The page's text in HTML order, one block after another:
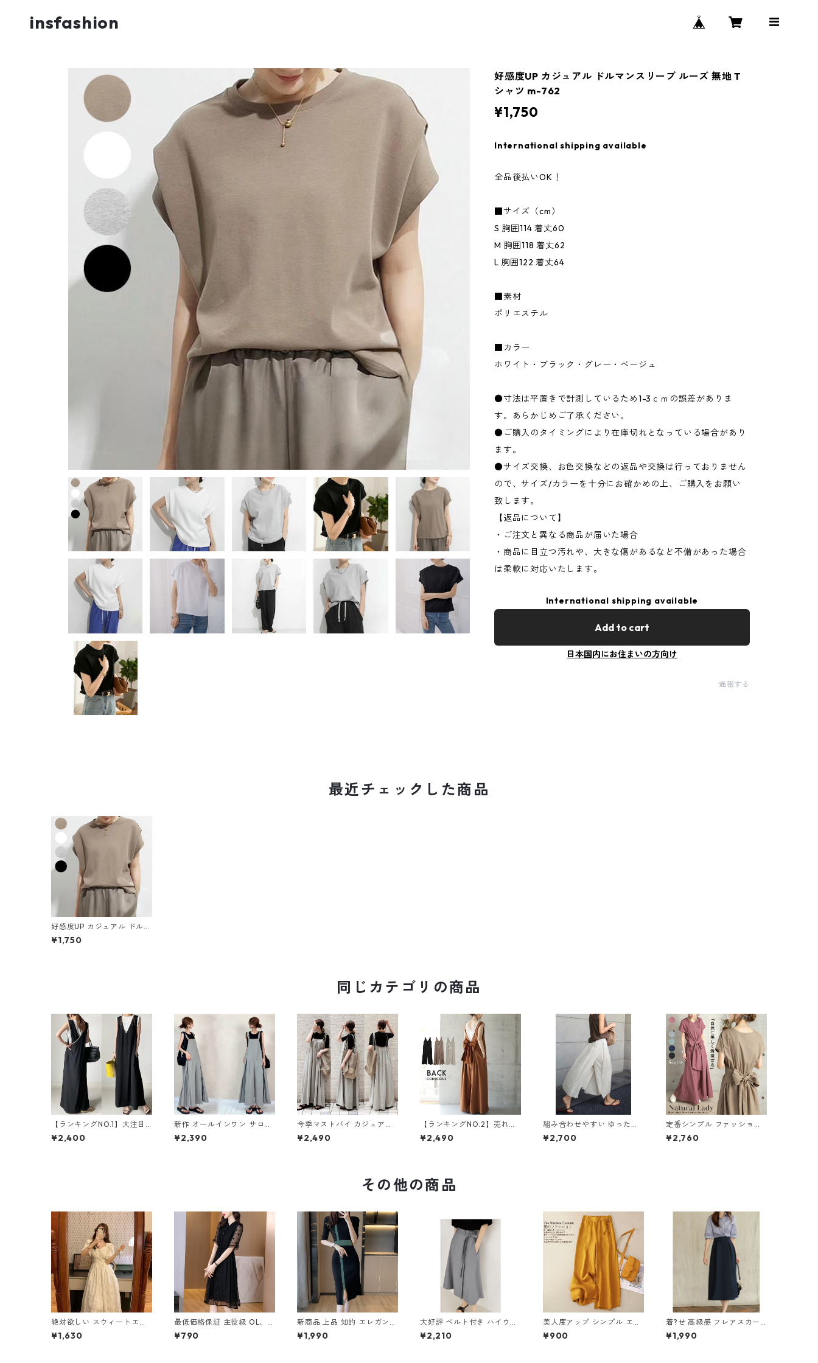
insfashion
好感度UP カジュアル ドルマンスリーブ ルーズ 無地 T
シャツ m-762
¥1,750
International shipping available
全品後払いOK！
■サイズ（cm）
S 胸囲114 着丈60
M 胸囲118 着丈62
L 胸囲122 着丈64
■素材
ポリエステル
■カラー
ホワイト・ブラック・グレー・ベージュ
●寸法は平置きで計測しているため1-3ｃｍの誤差がありま
す。あらかじめご了承ください。
●ご購入のタイミングにより在庫切れとなっている場合があり
ます。
●サイズ交換、お色交換などの返品や交換は行っておりません
ので、サイズ/カラーを十分にお確かめの上、ご購入をお願い
致します。
【返品について】
・ご注文と異なる商品が届いた場合
・商品に目立つ汚れや、大きな傷があるなど不備があった場合
は柔軟に対応いたします。
International shipping available
Add to cart
日本国内にお住まいの方向け
通報する
最近チェックした商品
好感度UP カジュアル ドルマ
ンスリーブ ルーズ 無地 Tシ
ャツ m-762
¥1,750
同じカテゴリの商品
【ランキングNO.1】大注目
Vネック ノースリーブ ワン
ピース m-738
¥2,400
新作 オールインワン サロペ
ットパンツ m-462
¥2,390
今季マストバイ カジュアル
ゆったりキャミワンピース
m-465
¥2,490
【ランキングNO.2】売れ切
れ必至 バックリボン4色展
開 オールインワン m-385
¥2,490
組み合わせやすい ゆったり
キュロットスカート パンツ
m-763
¥2,700
定番シンプル ファッション
半袖 バックリボン 6色展開
ワンピース m-734
¥2,760
その他の商品
絶対欲しい スウィートエレ
ガント パフスリーブ ワンピ
ース m-276
¥1,630
最低価格保証 主役級 OL、通
勤 エレガント ワンピース m
-602
¥790
新商品 上品 知的 エレガント
切り替え ニットワンピース
m-266
¥1,990
大好評 ベルト付き ハイウエ
スト Aラインスカート m-28
1
¥2,210
美人度アップ シンプル エレ
ガント パンツ m-588
¥900
着?せ 高級感 フレアスカー
ト m-280
¥1,990